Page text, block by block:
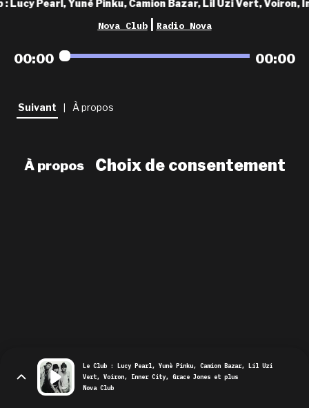
les grilles
playlists
newsletter
: Lucy Pearl, Yunè Pinku, Camion Bazar, Lil Uzi Vert, Voiron,
Nova Club Radio Nova
00:00 00:00
Suivant À propos
À propos Choix de consentement
Le Club : Lucy Pearl, Yunè Pinku, Camion Bazar, Lil Uzi
Vert, Voiron, Inner City, Grace Jones et plus
Nova Club